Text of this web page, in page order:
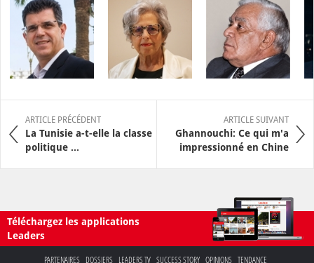
ARTICLE PRÉCÉDENT
La Tunisie a-t-elle la classe
politique ...
ARTICLE SUIVANT
Ghannouchi: Ce qui m'a
impressionné en Chine
Téléchargez les applications
Leaders
PARTENAIRES DOSSIERS LEADERS TV SUCCESS STORY OPINIONS TENDANCE